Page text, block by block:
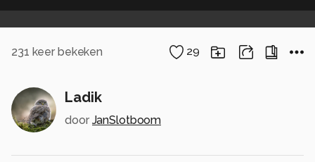
231 keer bekeken 29
Ladik
door JanSlotboom